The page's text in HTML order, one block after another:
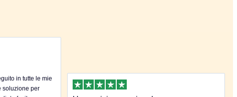
in tutte le mie
soluzione per